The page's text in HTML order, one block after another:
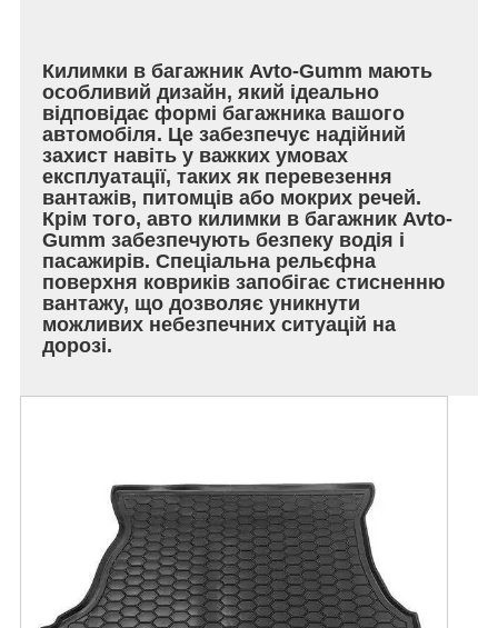
Килимки в багажник Avto-Gumm мають
особливий дизайн, який ідеально
відповідає формі багажника вашого
автомобіля. Це забезпечує надійний
захист навіть у важких умовах
експлуатації, таких як перевезення
вантажів, питомців або мокрих речей.
Крім того, авто килимки в багажник Avto-
Gumm забезпечують безпеку водія і
пасажирів. Спеціальна рельєфна
поверхня ковриків запобігає стисненню
вантажу, що дозволяє уникнути
можливих небезпечних ситуацій на
дорозі.